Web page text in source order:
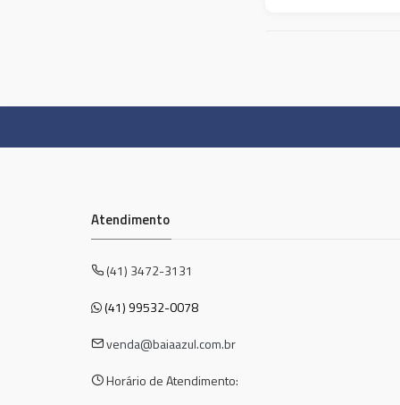
Merheje
Muriel Brasil
My Healthbr
Naturythá
Nazca
Atendimento
(41) 3472-3131
(41) 99532-0078
venda@baiaazul.com.br
Horário de Atendimento: